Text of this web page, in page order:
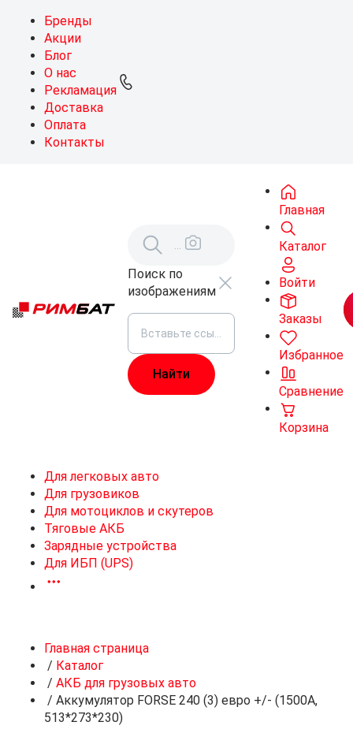
Бренды
Акции
Блог
О нас
Рекламация
Доставка
Оплата
Контакты
Поиск по
изображениям
Главная
Каталог
Войти
Заказы
Избранное
Сравнение
Корзина
Для легковых авто
Для грузовиков
Для мотоциклов и скутеров
Тяговые АКБ
Зарядные устройства
Для ИБП (UPS)
Главная страница
/ Каталог
/ АКБ для грузовых авто
/ Аккумулятор FORSE 240 (3) евро +/- (1500A,
513*273*230)